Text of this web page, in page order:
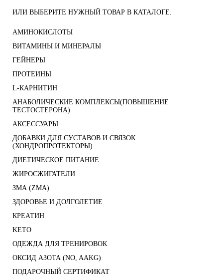
ИЛИ ВЫБЕРИТЕ НУЖНЫЙ ТОВАР В КАТАЛОГЕ.
АМИНОКИСЛОТЫ
ВИТАМИНЫ И МИНЕРАЛЫ
ГЕЙНЕРЫ
ПРОТЕИНЫ
L-КАРНИТИН
АНАБОЛИЧЕСКИЕ КОМПЛЕКСЫ(ПОВЫШЕНИЕ
ТЕСТОСТЕРОНА)
АКСЕССУАРЫ
ДОБАВКИ ДЛЯ СУСТАВОВ И СВЯЗОК
(ХОНДРОПРОТЕКТОРЫ)
ДИЕТИЧЕСКОЕ ПИТАНИЕ
ЖИРОСЖИГАТЕЛИ
ЗМА (ZMA)
ЗДОРОВЬЕ И ДОЛГОЛЕТИЕ
КРЕАТИН
KETO
ОДЕЖДА ДЛЯ ТРЕНИРОВОК
ОКСИД АЗОТА (NO, AAKG)
ПОДАРОЧНЫЙ СЕРТИФИКАТ